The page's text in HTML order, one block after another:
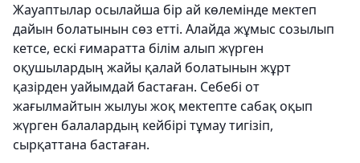
Жауаптылар осылайша бір ай көлемінде мектеп
дайын болатынын сөз етті. Алайда жұмыс созылып
кетсе, ескі ғимаратта білім алып жүрген
оқушылардың жайы қалай болатынын жұрт
қазірден уайымдай бастаған. Себебі от
жағылмайтын жылуы жоқ мектепте сабақ оқып
жүрген балалардың кейбірі тұмау тигізіп,
сырқаттана бастаған.